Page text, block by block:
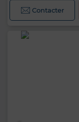
Contacter